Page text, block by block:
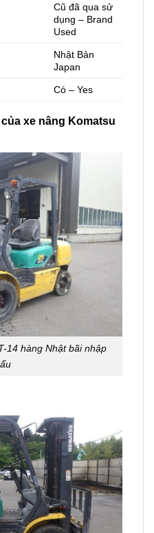
Cũ đã qua sử
dụng – Brand
Used
Nhật Bản
Japan
Có – Yes
xe nâng Komatsu
14 hàng Nhật bãi nhập